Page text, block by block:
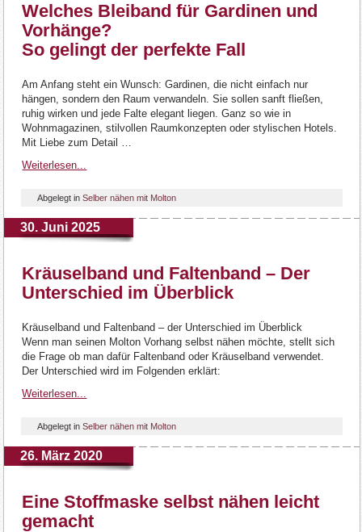
Welches Bleiband für Gardinen und
Vorhänge?
So gelingt der perfekte Fall
Am Anfang steht ein Wunsch: Gardinen, die nicht einfach nur
hängen, sondern den Raum verwandeln. Sie sollen sanft fließen,
ruhig wirken und jede Falte elegant liegen. Ganz so wie in
Wohnmagazinen, stilvollen Raumkonzepten oder stylischen Hotels.
Mit Liebe zum Detail …
Weiterlesen...
Abgelegt inSelber nähen mit Molton
30. Juni 2025
Kräuselband und Faltenband – Der
Unterschied im Überblick
Kräuselband und Faltenband – der Unterschied im Überblick
Wenn man seinen Molton Vorhang selbst nähen möchte, stellt sich
die Frage ob man dafür Faltenband oder Kräuselband verwendet.
Der Unterschied wird im Folgenden erklärt:
Weiterlesen...
Abgelegt inSelber nähen mit Molton
26. März 2020
Eine Stoffmaske selbst nähen leicht
gemacht